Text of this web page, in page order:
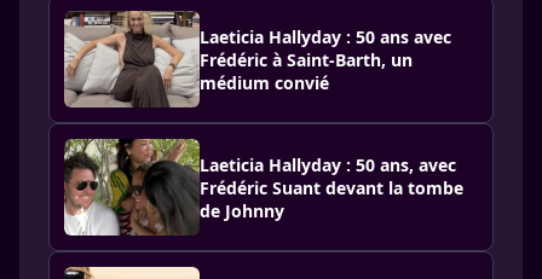
Laeticia Hallyday : 50 ans avec
Frédéric à Saint-Barth, un
médium convié
Laeticia Hallyday : 50 ans, avec
Frédéric Suant devant la tombe
de Johnny